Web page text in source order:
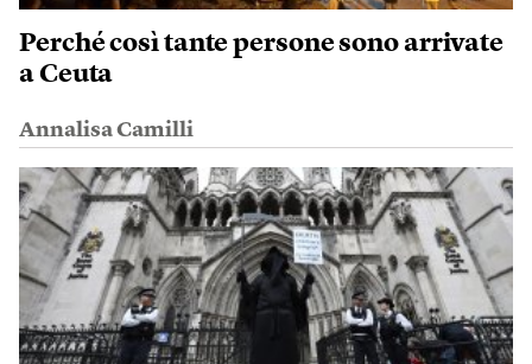
Perché così tante persone sono arrivate
a Ceuta
Annalisa Camilli